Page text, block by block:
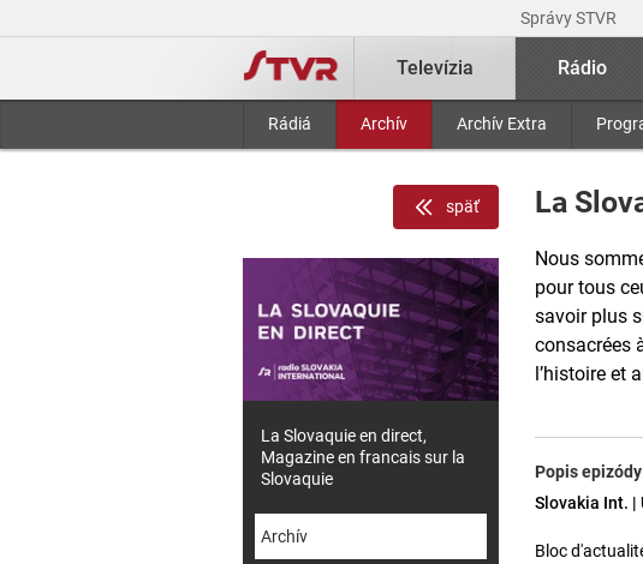
Správy STVR
Televízia Rádio
Rádiá Archív Archív Extra
La
Nous
pour tous
savoir plus
consacrées
l’histoire et
Popis epizódy
Slovakia Int. |
Bloc
späť
La Slovaquie en direct,
Magazine en francais sur la
Slovaquie
Archív